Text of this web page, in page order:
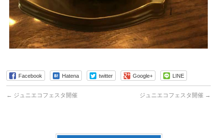
Facebook Hatena twitter Google+ LINE
← ジュニエコフェスタ開催 ジュニエコフェスタ開催 →